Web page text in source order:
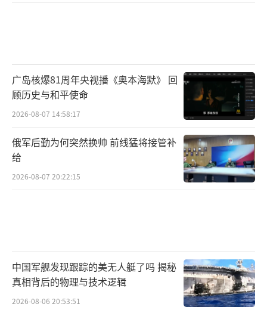
广岛核爆81周年央视播《奥本海默》 回
顾历史与和平使命
2026-08-07 14:58:17
俄军后勤为何突然换帅 前线猛将接管补
给
2026-08-07 20:22:15
中国军舰发现跟踪的美无人艇了吗 揭秘
真相背后的物理与技术逻辑
2026-08-06 20:53:51